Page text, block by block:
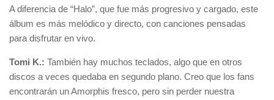
A diferencia de “Halo”, que fue más progresivo y cargado, este
álbum es más melódico y directo, con canciones pensadas
para disfrutar en vivo.
Tomi K.: También hay muchos teclados, algo que en otros
discos a veces quedaba en segundo plano. Creo que los fans
encontrarán un Amorphis fresco, pero sin perder nuestra